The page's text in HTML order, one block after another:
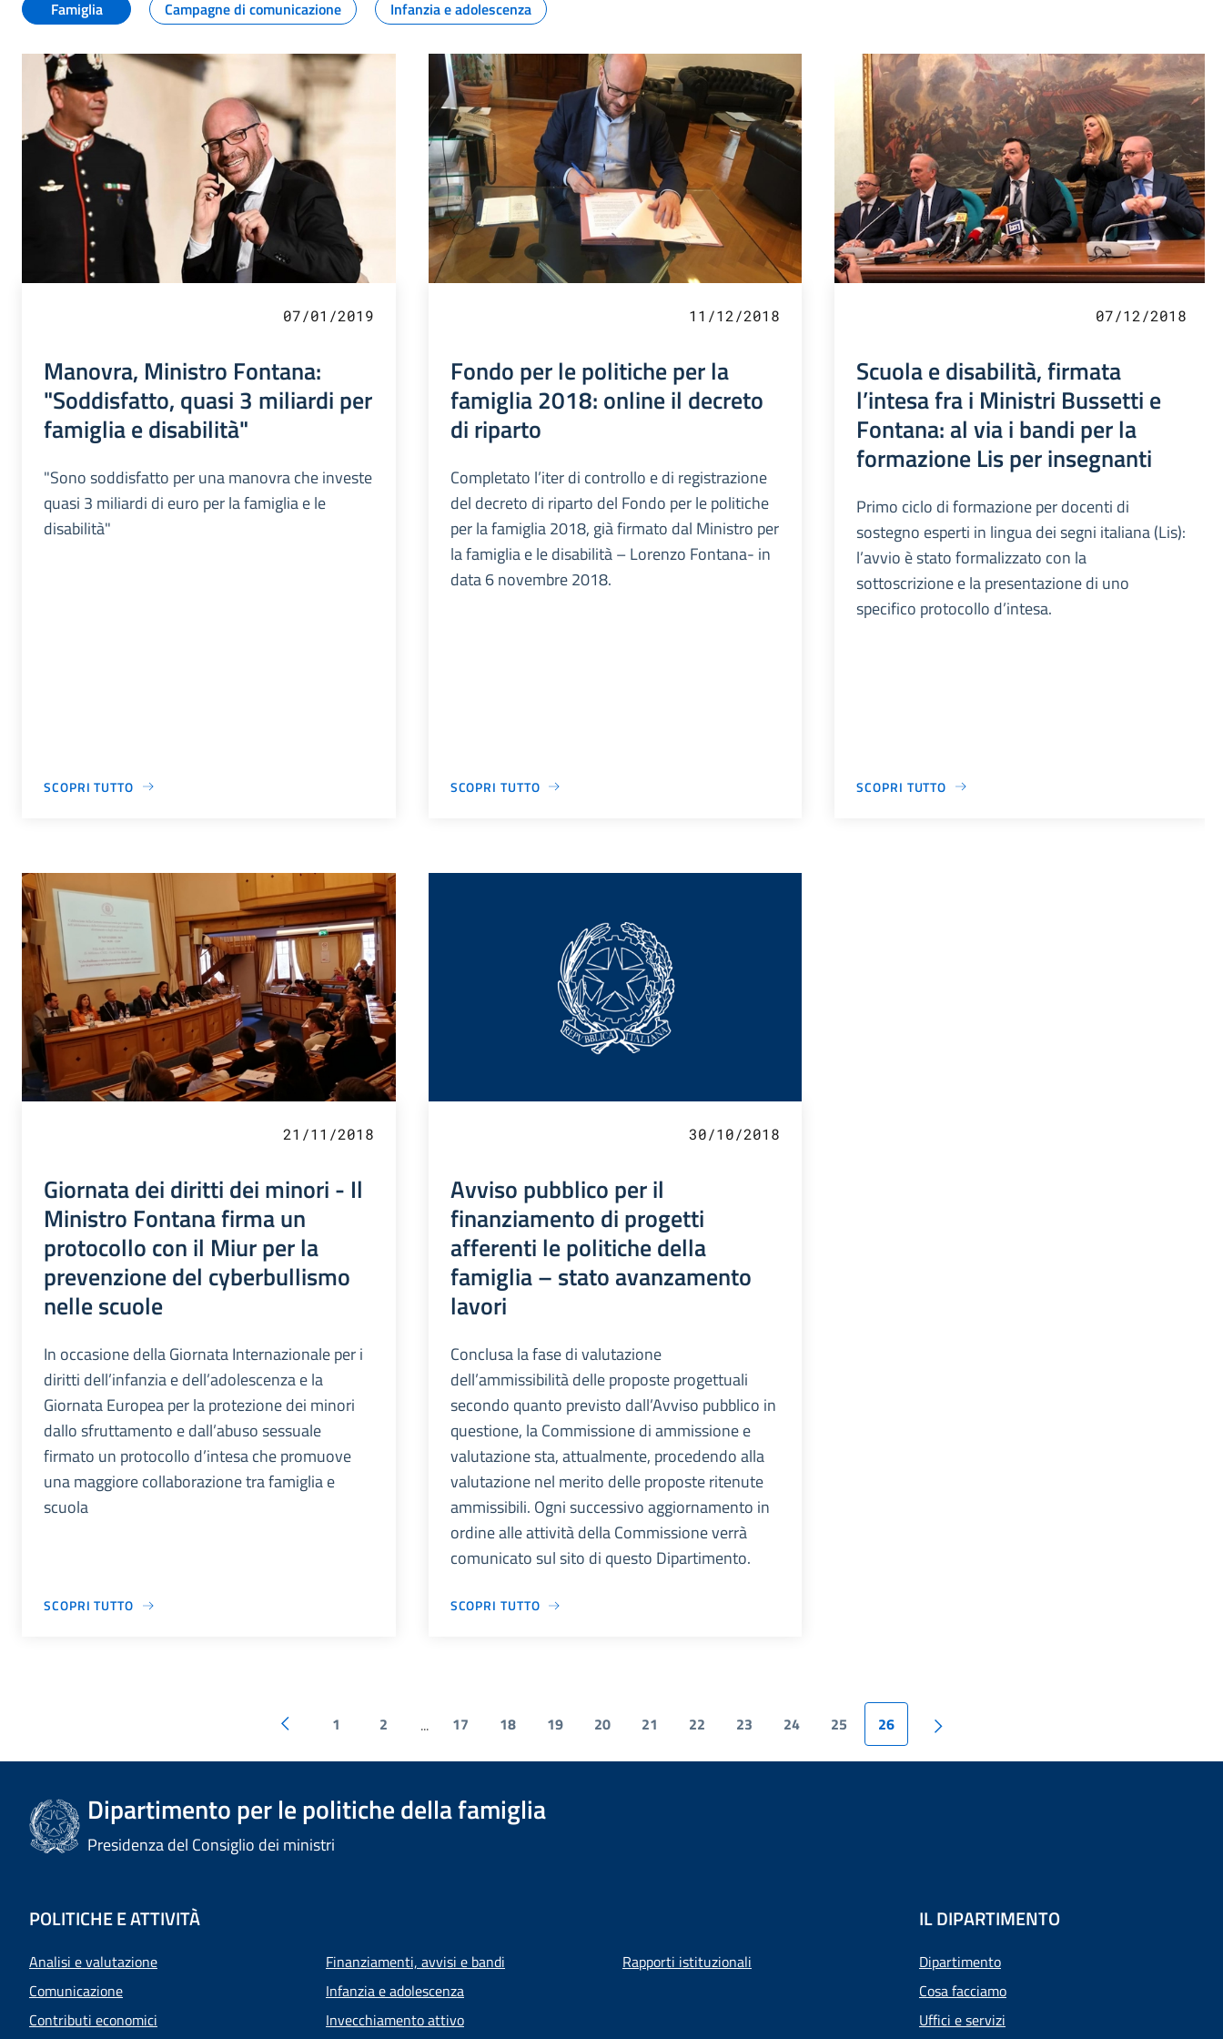
Famiglia
Campagne di comunicazione Infanzia e adolescenza
07/01/2019
Manovra, Ministro Fontana:
"Soddisfatto, quasi 3 miliardi per
famiglia e disabilità"
"Sono soddisfatto per una manovra che investe
quasi 3 miliardi di euro per la famiglia e le
disabilità"
SCOPRI TUTTO
11/12/2018
Fondo per le politiche per la
famiglia 2018: online il decreto
di riparto
Completato l’iter di controllo e di registrazione
del decreto di riparto del Fondo per le politiche
per la famiglia 2018, già firmato dal Ministro per
la famiglia e le disabilità – Lorenzo Fontana- in
data 6 novembre 2018.
SCOPRI TUTTO
07/12/2018
Scuola e disabilità, firmata
l’intesa fra i Ministri Bussetti e
Fontana: al via i bandi per la
formazione Lis per insegnanti
Primo ciclo di formazione per docenti di
sostegno esperti in lingua dei segni italiana (Lis):
l’avvio è stato formalizzato con la
sottoscrizione e la presentazione di uno
specifico protocollo d’intesa.
SCOPRI TUTTO
21/11/2018
Giornata dei diritti dei minori - Il
Ministro Fontana firma un
protocollo con il Miur per la
prevenzione del cyberbullismo
nelle scuole
In occasione della Giornata Internazionale per i
diritti dell’infanzia e dell’adolescenza e la
Giornata Europea per la protezione dei minori
dallo sfruttamento e dall’abuso sessuale
firmato un protocollo d’intesa che promuove
una maggiore collaborazione tra famiglia e
scuola
SCOPRI TUTTO
30/10/2018
Avviso pubblico per il
finanziamento di progetti
afferenti le politiche della
famiglia – stato avanzamento
lavori
Conclusa la fase di valutazione
dell’ammissibilità delle proposte progettuali
secondo quanto previsto dall’Avviso pubblico in
questione, la Commissione di ammissione e
valutazione sta, attualmente, procedendo alla
valutazione nel merito delle proposte ritenute
ammissibili. Ogni successivo aggiornamento in
ordine alle attività della Commissione verrà
comunicato sul sito di questo Dipartimento.
SCOPRI TUTTO
1 2 ... 17 18 19 20 21 22 23 24 25 26
Dipartimento per le politiche della famiglia
Presidenza del Consiglio dei ministri
POLITICHE E ATTIVITÀ
Analisi e valutazione
Comunicazione
Contributi economici
Finanziamenti, avvisi e bandi
Infanzia e adolescenza
Invecchiamento attivo
Rapporti istituzionali
IL DIPARTIMENTO
Dipartimento
Cosa facciamo
Uffici e servizi